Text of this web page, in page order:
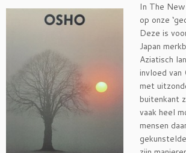
In The
op onze
Deze is
Japan
Aziatisch
invloed van
met
buitenkant
vaak heel
mensen